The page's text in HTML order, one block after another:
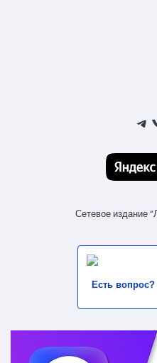
Сетевое издание
Есть вопрос?